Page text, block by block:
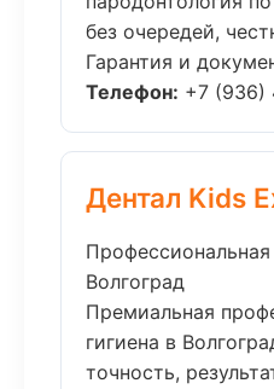
без очередей,
Гарантия и
Телефон: +7 (936)
Дентал Kids
Профессиональная
Волгоград
Премиальная
гигиена в
точность,